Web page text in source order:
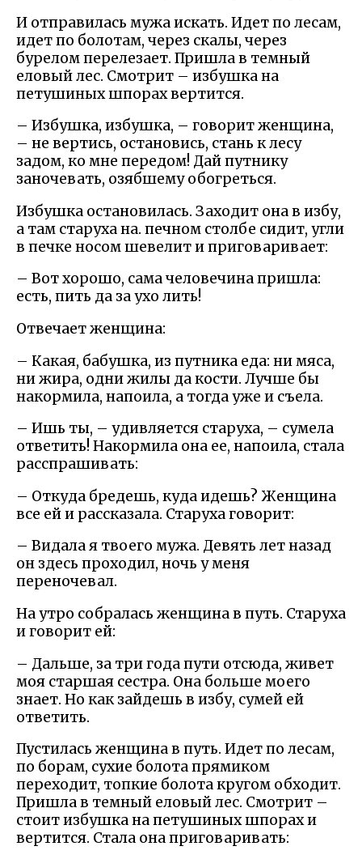
И отправилась мужа искать. Идет по лесам,
идет по болотам, через скалы, через
бурелом перелезает. Пришла в темный
еловый лес. Смотрит – избушка на
петушиных шпорах вертится.
– Избушка, избушка, – говорит женщина,
– не вертись, остановись, стань к лесу
задом, ко мне передом! Дай путнику
заночевать, озябшему обогреться.
Избушка остановилась. Заходит она в избу,
а там старуха на. печном столбе сидит, угли
в печке носом шевелит и приговаривает:
– Вот хорошо, сама человечина пришла:
есть, пить да за ухо лить!
Отвечает женщина:
– Какая, бабушка, из путника еда: ни мяса,
ни жира, одни жилы да кости. Лучше бы
накормила, напоила, а тогда уже и съела.
– Ишь ты, – удивляется старуха, – сумела
ответить! Накормила она ее, напоила, стала
расспрашивать:
– Откуда бредешь, куда идешь? Женщина
все ей и рассказала. Старуха говорит:
– Видала я твоего мужа. Девять лет назад
он здесь проходил, ночь у меня
переночевал.
На утро собралась женщина в путь. Старуха
и говорит ей:
– Дальше, за три года пути отсюда, живет
моя старшая сестра. Она больше моего
знает. Но как зайдешь в избу, сумей ей
ответить.
Пустилась женщина в путь. Идет по лесам,
по борам, сухие болота прямиком
переходит, топкие болота кругом обходит.
Пришла в темный еловый лес. Смотрит –
стоит избушка на петушиных шпорах и
вертится. Стала она приговаривать: